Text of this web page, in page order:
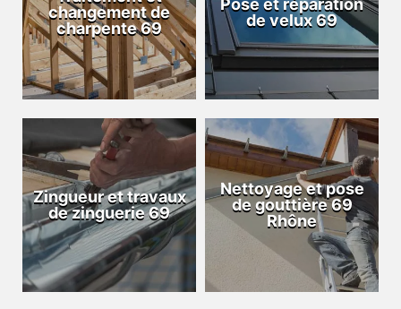
changement de
charpente 69
Pose et réparation
de velux 69
Zingueur et travaux
de zinguerie 69
Nettoyage et pose
de gouttière 69
Rhône